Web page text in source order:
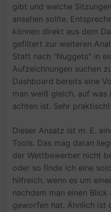
gibt und welche
ansehen sollte.
können direkt aus dem
gefiltert zur weiteren
Statt nach "Nuggets" in
Aufzeichnungen suchen
Dashboard bereits eine
man weiß gleich, auf was
achten ist. Sehr praktisch!
Dieser Ansatz ist m. E.
Tools. Das mag daran
der Wettbewerber nicht
oder so finde ich eine
hilfreich, wenn es um
nachdem man einen
geworfen hat. Ähnlich ist